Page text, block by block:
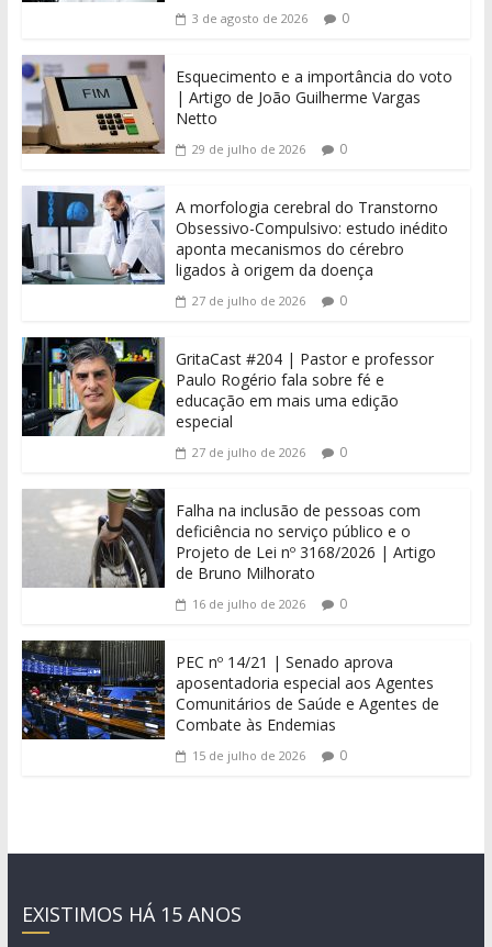
3 de agosto de 2026 0
Esquecimento e a importância do voto
| Artigo de João Guilherme Vargas
Netto
29 de julho de 2026 0
A morfologia cerebral do Transtorno
Obsessivo-Compulsivo: estudo inédito
aponta mecanismos do cérebro
ligados à origem da doença
27 de julho de 2026 0
GritaCast #204 | Pastor e professor
Paulo Rogério fala sobre fé e
educação em mais uma edição
especial
27 de julho de 2026 0
Falha na inclusão de pessoas com
deficiência no serviço público e o
Projeto de Lei nº 3168/2026 | Artigo
de Bruno Milhorato
16 de julho de 2026 0
PEC nº 14/21 | Senado aprova
aposentadoria especial aos Agentes
Comunitários de Saúde e Agentes de
Combate às Endemias
15 de julho de 2026 0
EXISTIMOS HÁ 15 ANOS